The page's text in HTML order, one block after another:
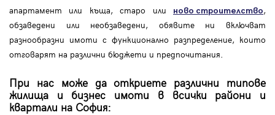
апартамент или къща, старо или
ново строителство,
обзаведени или необзаведени, обявите ни включват
разнообразни имоти с функционално разпределение, които
отговарят на различни бюджети и предпочитания.
При нас може да откриете различни типове
жилища и бизнес имоти в всички райони и
квартали на София: